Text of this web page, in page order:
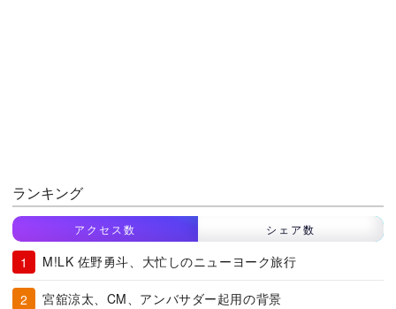
ランキング
アクセス数 シェア数
M!LK 佐野勇斗、大忙しのニューヨーク旅行
宮舘涼太、CM、アンバサダー起用の背景